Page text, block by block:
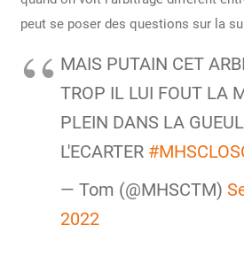
peut se poser des questions sur la
MAIS PUTAIN CET
TROP IL LUI FOUT LA
PLEIN DANS LA
L'ECARTER
— Tom (@MHSCTM)
2022